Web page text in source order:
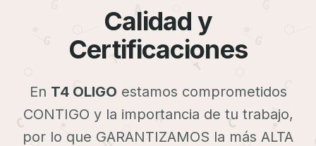
T
A
C
T
A
Calidad y
Certificaciones
En T4 OLIGO estamos comprometidos
CONTIGO y la importancia de tu trabajo,
por lo que GARANTIZAMOS la más ALTA